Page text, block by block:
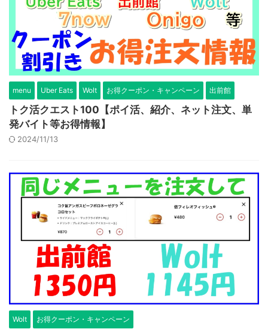
menu Uber Eats Wolt お得クーポン・キャンペーン 出前館
トク活クエスト100【ポイ活、紹介、ネット注文、単
発バイト等お得情報】
2024/11/13
Wolt お得クーポン・キャンペーン